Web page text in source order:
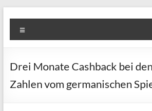
to
content
Diva
Aura
Pusat
Layanan
Buka
Drei Monate Cashback bei
Zahlen vom germanischen